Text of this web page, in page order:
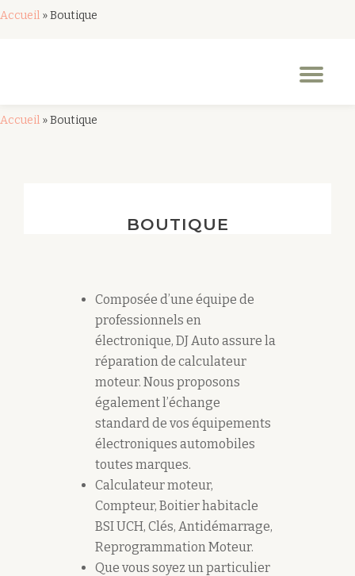
Accueil »Boutique
Accueil »Boutique
BOUTIQUE
Composée d’une équipe de
professionnels en
électronique, DJ Auto assure la
réparation de calculateur
moteur. Nous proposons
également l’échange
standard de vos équipements
électroniques automobiles
toutes marques.
Calculateur moteur,
Compteur, Boitier habitacle
BSI UCH, Clés, Antidémarrage,
Reprogrammation Moteur.
Que vous soyez un particulier